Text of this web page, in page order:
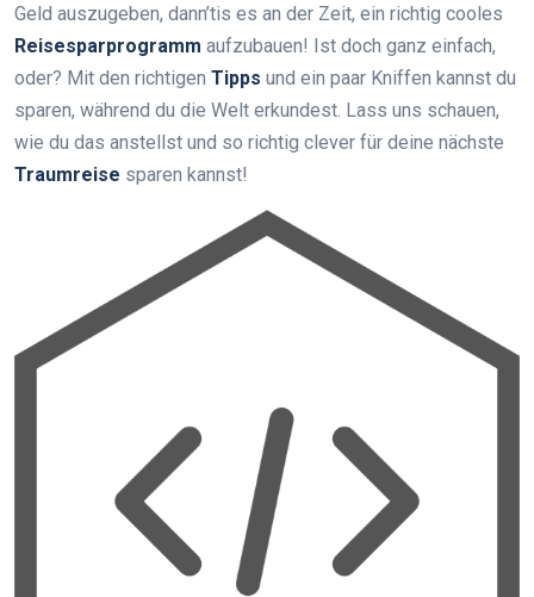
Geld auszugeben, dann’tis es an der Zeit, ein richtig cooles
Reisesparprogramm aufzubauen! Ist doch ganz einfach,
oder? Mit den richtigen Tipps und ein paar Kniffen kannst du
sparen, während du die Welt erkundest. Lass uns schauen,
wie du das anstellst und so richtig clever für deine nächste
Traumreise sparen kannst!